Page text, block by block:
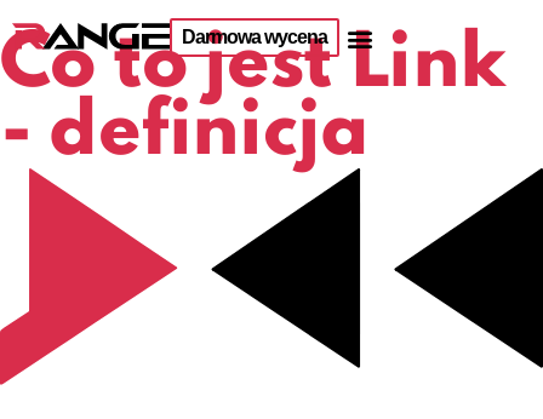
Darmowa wycena
Co to jest Link
- definicja